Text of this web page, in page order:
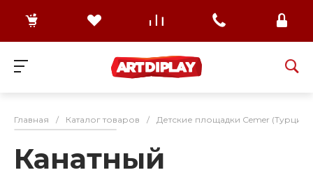
Главная / Каталог товаров / Детские площадки Cemer (Турция)
Канатный